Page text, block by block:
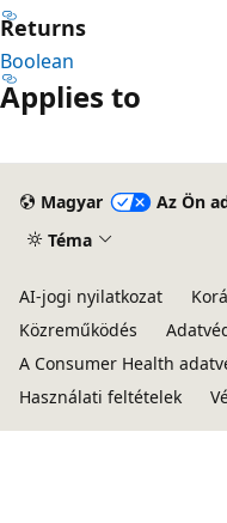
Returns
Boolean
Applies to
Magyar
Az Ön
Téma
AI-jogi nyilatkozat
Közreműködés
A Consumer Health
Használati feltételek